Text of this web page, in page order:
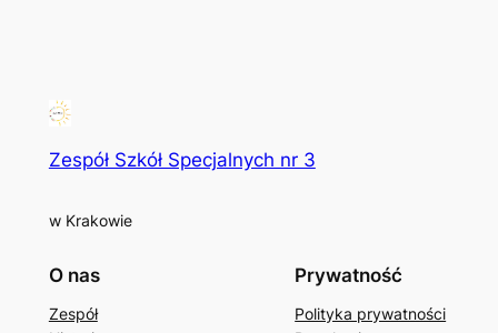
Zespół Szkół Specjalnych nr 3
w Krakowie
O nas
Zespół
Prywatność
Polityka prywatności